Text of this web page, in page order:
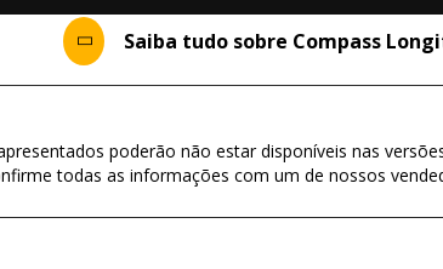
Saiba tudo sobre Compass
poderão não estar disponíveis nas
todas as informações com um de nossos